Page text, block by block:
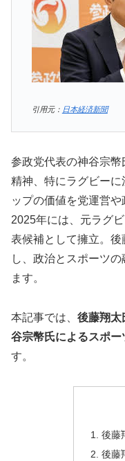
引用元： 日本経済新聞
参政党代表の神谷宗
精神、特にラグビー
ップの価値を党運営や
2025年には、元ラグ
表候補として擁立。
し、政治とスポーツ
ます。
本記事では、 後藤翔太
谷宗幣氏によるスポ
す。
後藤
後藤